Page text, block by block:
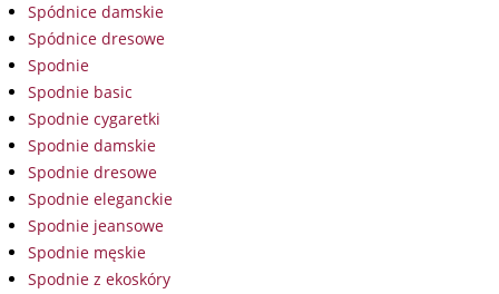
Spódnice damskie
Spódnice dresowe
Spodnie
Spodnie basic
Spodnie cygaretki
Spodnie damskie
Spodnie dresowe
Spodnie eleganckie
Spodnie jeansowe
Spodnie męskie
Spodnie z ekoskóry